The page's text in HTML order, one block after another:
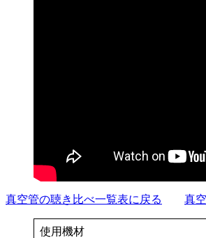
真空管の聴き比べ一覧表に戻る 真
使用機材